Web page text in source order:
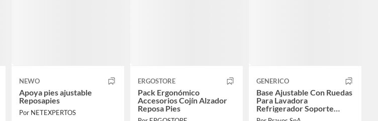
NEWO
Apoya pies ajustable
Reposapies
Por NETEXPERTOS
ERGOSTORE
Pack Ergonómico
Accesorios Cojín Alzador
Reposa Pies
GENERICO
Base Ajustable Con Ruedas
Para Lavadora
Refrigerador Soporte
Multiuso Resistente